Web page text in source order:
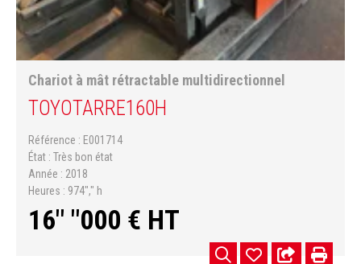
Chariot à mât rétractable multidirectionnel
TOYOTARRE160H
Référence
E001714
État Très bon état
Année
2018
Heures
974"," h
16" "000 € HT